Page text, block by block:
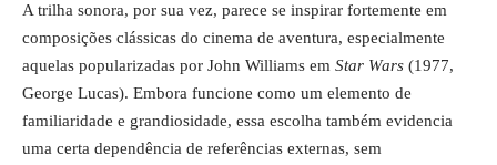
A trilha sonora, por sua vez, parece se inspirar fortemente em
composições clássicas do cinema de aventura, especialmente
aquelas popularizadas por John Williams em Star Wars (1977,
George Lucas). Embora funcione como um elemento de
familiaridade e grandiosidade, essa escolha também evidencia
uma certa dependência de referências externas, sem